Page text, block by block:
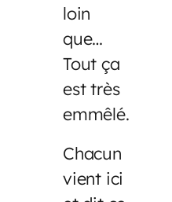
loin
que…
Tout ça
est très
emmêlé.
Chacun
vient ici